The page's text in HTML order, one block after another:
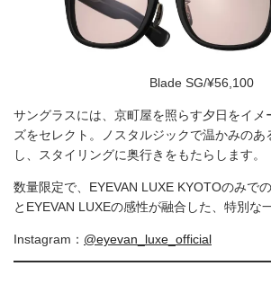
Blade SG/¥56,100
サングラスには、京町屋を照らす夕日をイメ
ズをセレクト。ノスタルジックで温かみのあ
し、スタイリングに奥行きをもたらします。
数量限定で、EYEVAN LUXE KYOTOのみで
とEYEVAN LUXEの感性が融合した、特別な
Instagram： @eyevan_luxe_official